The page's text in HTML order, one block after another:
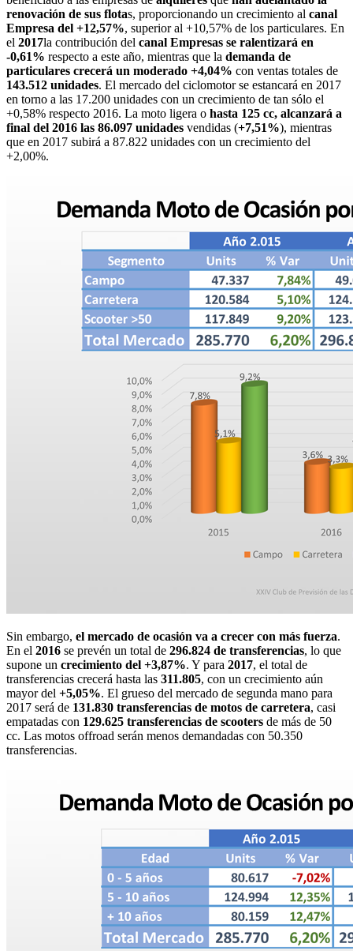
renovación de sus flotas, proporcionando un crecimiento al canal
Empresa del +12,57%, superior al +10,57% de los particulares. En
el 2017la contribución del canal Empresas se ralentizará en
-0,61% respecto a este año, mientras que la demanda de
particulares crecerá un moderado +4,04% con ventas totales de
143.512 unidades. El mercado del ciclomotor se estancará en 2017
en torno a las 17.200 unidades con un crecimiento de tan sólo el
+0,58% respecto 2016. La moto ligera o hasta 125 cc, alcanzará a
final del 2016 las 86.097 unidades vendidas (+7,51%), mientras
que en 2017 subirá a 87.822 unidades con un crecimiento del
+2,00%.
Sin embargo, el mercado de ocasión va a crecer con más fuerza.
En el 2016 se prevén un total de 296.824 de transferencias, lo que
supone un crecimiento del +3,87%. Y para 2017, el total de
transferencias crecerá hasta las 311.805, con un crecimiento aún
mayor del +5,05%. El grueso del mercado de segunda mano para
2017 será de 131.830 transferencias de motos de carretera, casi
empatadas con 129.625 transferencias de scooters de más de 50
cc. Las motos offroad serán menos demandadas con 50.350
transferencias.